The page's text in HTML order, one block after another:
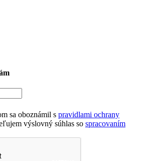
sa oboznámil s pravidlami ochrany
výslovný súhlas so spracovaním